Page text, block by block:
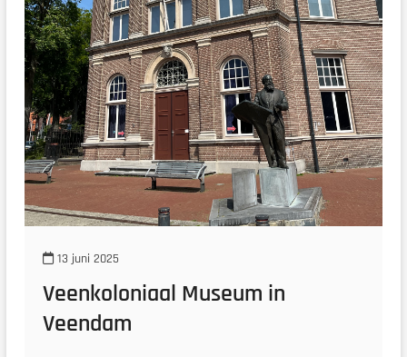
13 juni 2025
Veenkoloniaal Museum in
Veendam